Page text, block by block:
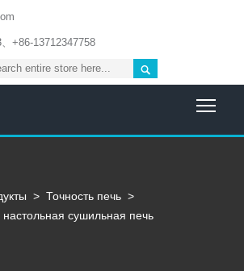
+86-13712347758

> Точность печь >
сушильная печь